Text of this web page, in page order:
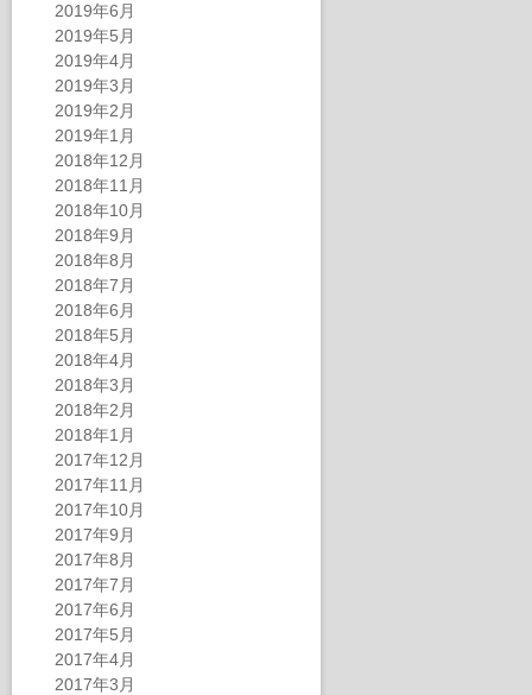
2019年6月
2019年5月
2019年4月
2019年3月
2019年2月
2019年1月
2018年12月
2018年11月
2018年10月
2018年9月
2018年8月
2018年7月
2018年6月
2018年5月
2018年4月
2018年3月
2018年2月
2018年1月
2017年12月
2017年11月
2017年10月
2017年9月
2017年8月
2017年7月
2017年6月
2017年5月
2017年4月
2017年3月